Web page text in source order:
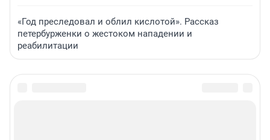
«Год преследовал и облил кислотой». Рассказ
петербурженки о жестоком нападении и
реабилитации